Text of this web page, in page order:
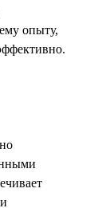
опыту,